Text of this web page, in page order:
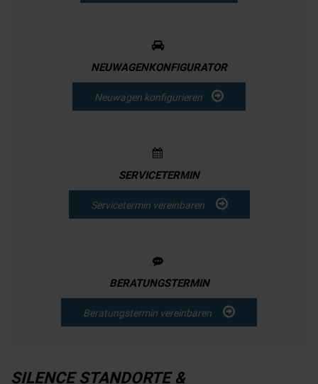
NEUWAGENKONFIGURATOR
Neuwagen konfigurieren
SERVICETERMIN
Servicetermin vereinbaren
BERATUNGSTERMIN
Beratungstermin vereinbaren
SILENCE STANDORTE &